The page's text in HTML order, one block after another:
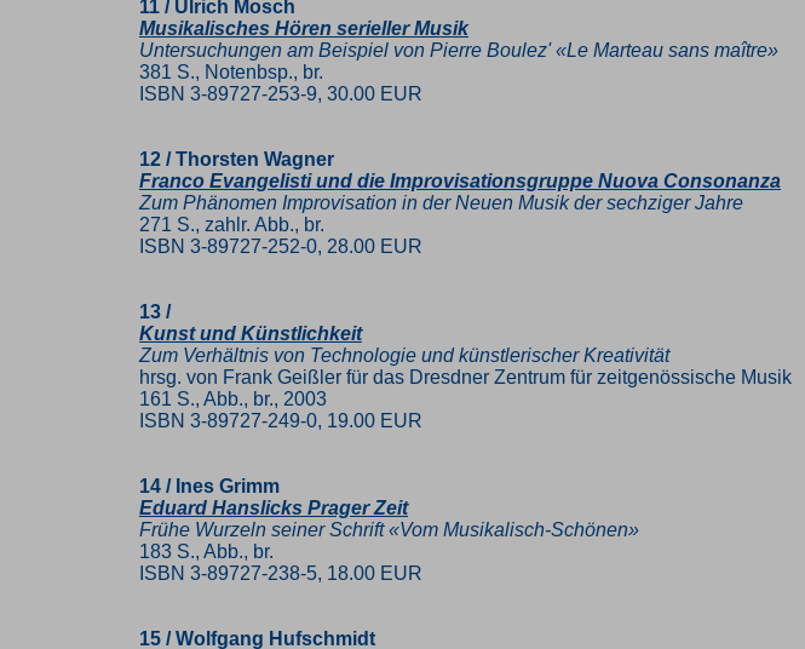
11 / Ulrich Mosch
Musikalisches Hören serieller Musik
Untersuchungen am Beispiel von Pierre Boulez' «Le Marteau sans maître»
381 S., Notenbsp., br.
ISBN 3-89727-253-9, 30.00 EUR
12 / Thorsten Wagner
Franco Evangelisti und die Improvisationsgruppe Nuova Consonanza
Zum Phänomen Improvisation in der Neuen Musik der sechziger Jahre
271 S., zahlr. Abb., br.
ISBN 3-89727-252-0, 28.00 EUR
13 /
Kunst und Künstlichkeit
Zum Verhältnis von Technologie und künstlerischer Kreativität
hrsg. von Frank Geißler für das Dresdner Zentrum für zeitgenössische Musik
161 S., Abb., br., 2003
ISBN 3-89727-249-0, 19.00 EUR
14 / Ines Grimm
Eduard Hanslicks Prager Zeit
Frühe Wurzeln seiner Schrift «Vom Musikalisch-Schönen»
183 S., Abb., br.
ISBN 3-89727-238-5, 18.00 EUR
15 / Wolfgang Hufschmidt